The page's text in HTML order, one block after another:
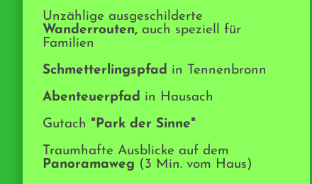
Unzählige ausgeschilderte
Wanderrouten, auch speziell für
Familien
Schmetterlingspfad in Tennenbronn
Abenteuerpfad in Hausach
Gutach "Park der Sinne"
Traumhafte Ausblicke auf dem
Panoramaweg (3 Min. vom Haus)